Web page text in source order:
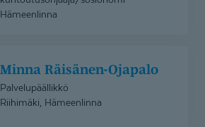
Hämeenlinna
Minna Räisänen-Ojapalo
Palvelupäällikkö
Riihimäki, Hämeenlinna